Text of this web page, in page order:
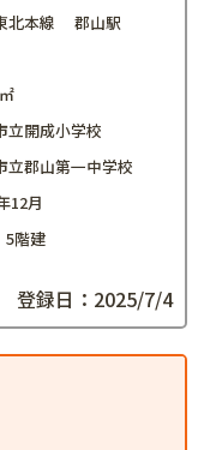
北本線 郡山駅
立開成小学校
立郡山第一中学校
12月
階建
登録日：2025/7/4